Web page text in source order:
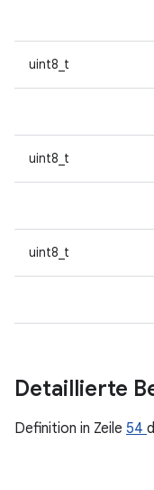
uint8_t
uint8_t
uint8_t
Detaillierte
Definition in Zeile 54